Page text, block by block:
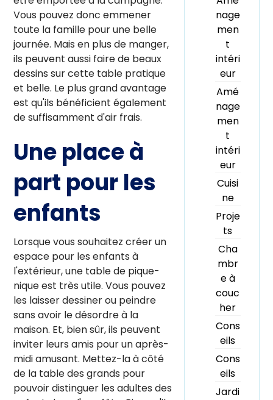
Vous pouvez donc emmener
toute la famille pour une belle
journée. Mais en plus de manger,
ils peuvent aussi faire de beaux
dessins sur cette table pratique
et belle. Le plus grand avantage
est qu'ils bénéficient également
de suffisamment d'air frais.
Une place à
part pour les
enfants
Lorsque vous souhaitez créer un
espace pour les enfants à
l'extérieur, une table de pique-
nique est très utile. Vous pouvez
les laisser dessiner ou peindre
sans avoir le désordre à la
maison. Et, bien sûr, ils peuvent
inviter leurs amis pour un après-
midi amusant. Mettez-la à côté
de la table des grands pour
pouvoir distinguer les adultes des
nage
men
t
intéri
eur
Amé
nage
men
t
intéri
eur
Cuisi
ne
Proje
ts
Cha
mbr
e à
couc
her
Cons
eils
Cons
eils
Jardi